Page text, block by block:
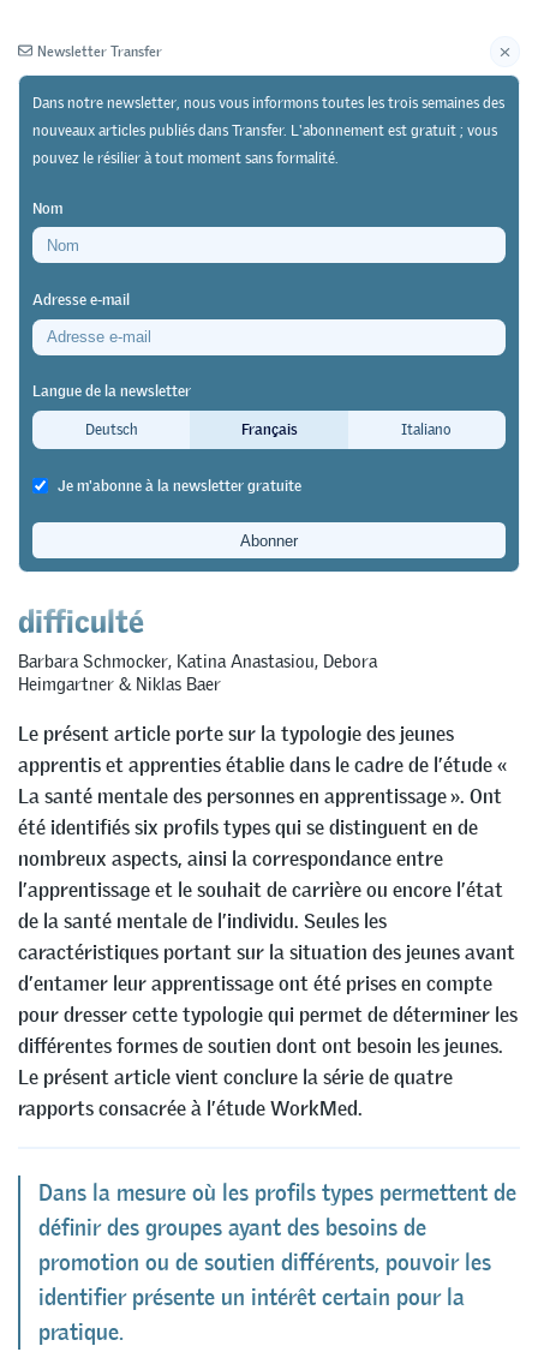
Newsletter Archives
16/11/25
Enquête auprès des personnes en formation en
apprenantes
Bien accompagné, l’apprentissage
représente une formidable
opportunité pour les jeunes en
difficulté
Barbara Schmocker, Katina Anastasiou, Debora
Heimgartner & Niklas Baer
Le présent article porte sur la typologie des jeunes
apprentis et apprenties établie dans le cadre de l’étude «
La santé mentale des personnes en apprentissage ». Ont
été identifiés six profils types qui se distinguent en de
nombreux aspects, ainsi la correspondance entre
l’apprentissage et le souhait de carrière ou encore l’état
de la santé mentale de l’individu. Seules les
caractéristiques portant sur la situation des jeunes avant
d’entamer leur apprentissage ont été prises en compte
pour dresser cette typologie qui permet de déterminer les
différentes formes de soutien dont ont besoin les jeunes.
Le présent article vient conclure la série de quatre
rapports consacrée à l’étude WorkMed.
Dans la mesure où les profils types permettent de
définir des groupes ayant des besoins de
promotion ou de soutien différents, pouvoir les
identifier présente un intérêt certain pour la
pratique.
Newsletter Transfer
Dans notre newsletter, nous vous informons toutes les trois semaines des
nouveaux articles publiés dans Transfer. L'abonnement est gratuit ; vous
pouvez le résilier à tout moment sans formalité.
Nom
Adresse e-mail
Langue de la newsletter
Deutsch
Français Italiano
Je m'abonne à la newsletter gratuite